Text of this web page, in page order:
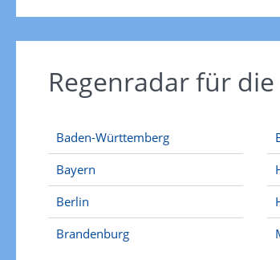
Regenradar für
Baden-Württemberg
Bayern
Berlin
Brandenburg